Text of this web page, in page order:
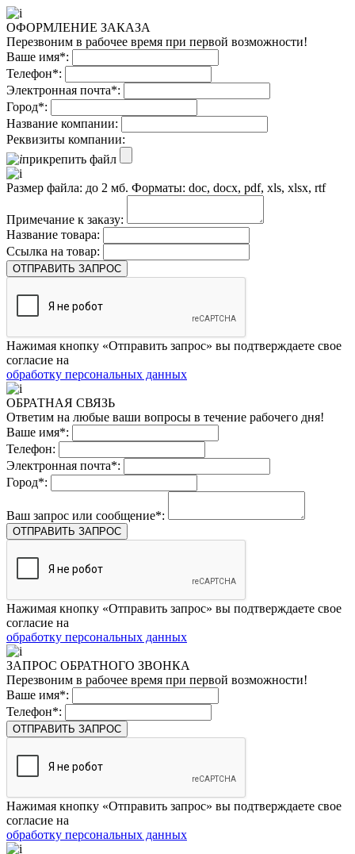
ОФОРМЛЕНИЕ ЗАКАЗА
Перезвоним в рабочее время при первой возможности!
Ваше имя*:
Телефон*:
Электронная почта*:
Город*:
Название компании:
Реквизиты компании:
прикрепить файл
Размер файла: до 2 мб. Форматы: doc, docx, pdf, xls, xlsx, rtf
Примечание к заказу:
Название товара:
Ссылка на товар:
ОТПРАВИТЬ ЗАПРОС
Нажимая кнопку «Отправить запрос» вы подтверждаете свое
согласие на
обработку персональных данных
ОБРАТНАЯ СВЯЗЬ
Ответим на любые ваши вопросы в течение рабочего дня!
Ваше имя*:
Телефон:
Электронная почта*:
Город*:
Ваш запрос или сообщение*:
ОТПРАВИТЬ ЗАПРОС
Нажимая кнопку «Отправить запрос» вы подтверждаете свое
согласие на
обработку персональных данных
ЗАПРОС ОБРАТНОГО ЗВОНКА
Перезвоним в рабочее время при первой возможности!
Ваше имя*:
Телефон*:
ОТПРАВИТЬ ЗАПРОС
Нажимая кнопку «Отправить запрос» вы подтверждаете свое
согласие на
обработку персональных данных